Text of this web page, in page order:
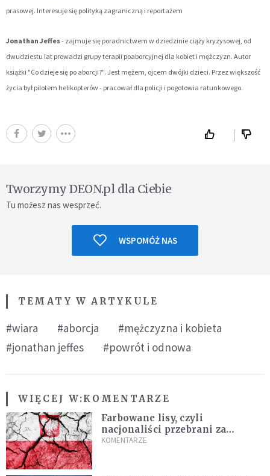
prasowej. Interesuje się polityką zagraniczną i reportażem
Jonathan Jeffes- zajmuje się poradnictwem w dziedzinie ciąży kryzysowej, od
dwudziestu lat prowadzi grupy terapii poaborcyjnej dla kobiet i mężczyzn. Autor
książki "Co dzieje się po aborcji?". Jest mężem, ojcem dwójki dzieci. Przez większość
życia był pilotem helikopterów - pracował dla policji i pogotowia ratunkowego.
Tworzymy DEON.pl dla Ciebie
Tu możesz nas wesprzeć.
WSPOMÓŻ NAS
TEMATY W ARTYKULE
#wiara #aborcja
#mężczyzna i kobieta
#jonathan jeffes
#powrót i odnowa
WIĘCEJ W:KOMENTARZE
Farbowane lisy, czyli
nacjonaliści przebrani za
chrześcijan
KOMENTARZE